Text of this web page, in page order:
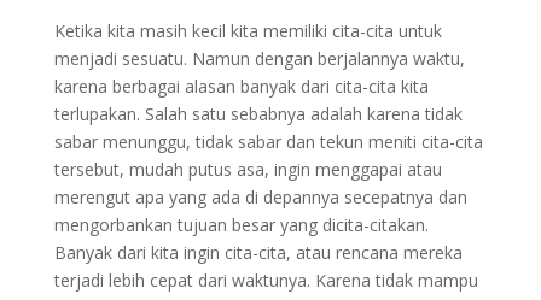
Ketika kita masih kecil kita memiliki cita-cita untuk
menjadi sesuatu. Namun dengan berjalannya waktu,
karena berbagai alasan banyak dari cita-cita kita
terlupakan. Salah satu sebabnya adalah karena tidak
sabar menunggu, tidak sabar dan tekun meniti cita-cita
tersebut, mudah putus asa, ingin menggapai atau
merengut apa yang ada di depannya secepatnya dan
mengorbankan tujuan besar yang dicita-citakan.
Banyak dari kita ingin cita-cita, atau rencana mereka
terjadi lebih cepat dari waktunya. Karena tidak mampu